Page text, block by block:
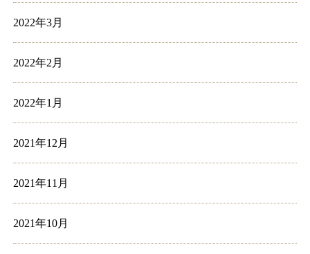
2022年3月
2022年2月
2022年1月
2021年12月
2021年11月
2021年10月